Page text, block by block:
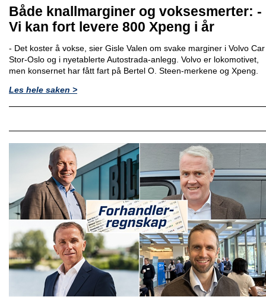
Både knallmarginer og voksesmerter: -
Vi kan fort levere 800 Xpeng i år
- Det koster å vokse, sier Gisle Valen om svake marginer i Volvo Car
Stor-Oslo og i nyetablerte Autostrada-anlegg. Volvo er lokomotivet,
men konsernet har fått fart på Bertel O. Steen-merkene og Xpeng.
Les hele saken >